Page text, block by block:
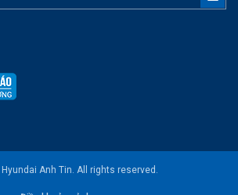
Anh Tin. All rights reserved.